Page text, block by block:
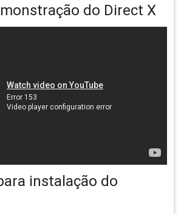
do Direct X
instalação do